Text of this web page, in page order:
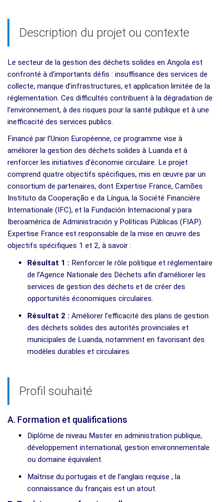
Description du projet ou contexte
Le secteur de la gestion des déchets solides en Angola est
confronté à d’importants défis : insuffisance des services de
collecte, manque d’infrastructures, et application limitée de la
réglementation. Ces difficultés contribuent à la dégradation de
l’environnement, à des risques pour la santé publique et à une
inefficacité des services publics.
Financé par l’Union Européenne, ce programme vise à
améliorer la gestion des déchets solides à Luanda et à
renforcer les initiatives d’économie circulaire. Le projet
comprend quatre objectifs spécifiques, mis en œuvre par un
consortium de partenaires, dont Expertise France, Camões
Instituto da Cooperação e da Língua, la Société Financière
Internationale (IFC), et la Fundación Internacional y para
Iberoamérica de Administración y Políticas Públicas (FIAP).
Expertise France est responsable de la mise en œuvre des
objectifs spécifiques 1 et 2, à savoir :
Résultat 1 : Renforcer le rôle politique et réglementaire
de l’Agence Nationale des Déchets afin d’améliorer les
services de gestion des déchets et de créer des
opportunités économiques circulaires.
Résultat 2 : Améliorer l’efficacité des plans de gestion
des déchets solides des autorités provinciales et
municipales de Luanda, notamment en favorisant des
modèles durables et circulaires.
Profil souhaité
A. Formation et qualifications
Diplôme de niveau Master en administration publique,
développement international, gestion environnementale
ou domaine équivalent.
Maîtrise du portugais et de l’anglais requise ; la
connaissance du français est un atout.